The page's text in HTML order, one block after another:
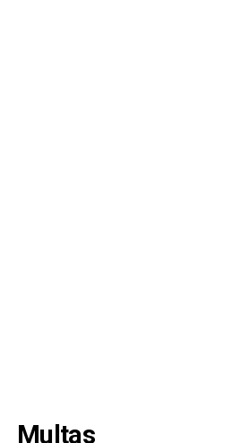
Multas